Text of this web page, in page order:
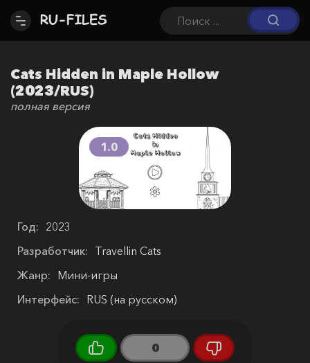
Cats Hidden in Maple Hollow
(2023/RUS)
полная версия
1.0
Год: 2023
Разработчик: Travellin Cats
Жанр: Мини-игры
Интерфейс: RUS (на русском)
0